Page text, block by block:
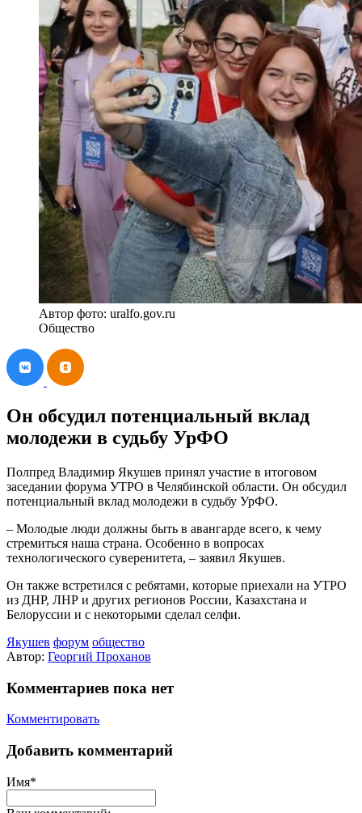
Автор фото: uralfo.gov.ru
Общество
Он обсудил потенциальный вклад
молодежи в судьбу УрФО
Полпред Владимир Якушев принял участие в итоговом
заседании форума УТРО в Челябинской области. Он обсудил
потенциальный вклад молодежи в судьбу УрФО.
– Молодые люди должны быть в авангарде всего, к чему
стремиться наша страна. Особенно в вопросах
технологического суверенитета, – заявил Якушев.
Он также встретился с ребятами, которые приехали на УТРО
из ДНР, ЛНР и других регионов России, Казахстана и
Белоруссии и с некоторыми сделал селфи.
Якушев форум общество
Автор: Георгий Проханов
Комментариев пока нет
Комментировать
Добавить комментарий
Имя*